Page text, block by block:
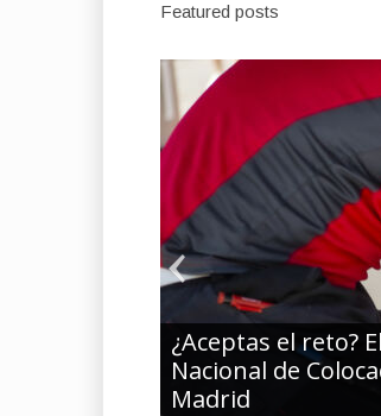
Featured posts
¿Aceptas el reto?
Nacional de
Madrid